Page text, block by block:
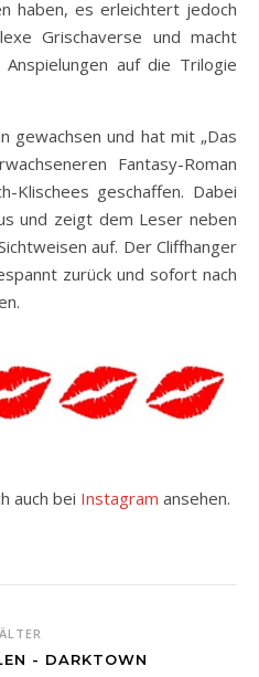
haben, es erleichtert jedoch
Grischaverse und macht
auf die Trilogie
gewachsen und hat mit „Das
Fantasy-Roman
Klischees geschaffen. Dabei
und zeigt dem Leser neben
auf. Der Cliffhanger
zurück und sofort nach
auch bei Instagram ansehen.
ÄLTER
- DARKTOWN